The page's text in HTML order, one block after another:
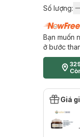
Số lượng:
Bạn muốn
ở bước
Giá